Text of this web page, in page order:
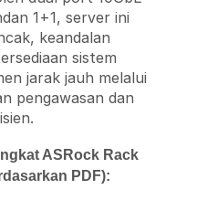
1+1, server ini
keandalan
sistem
jarak jauh melalui
pengawasan dan
ASRock Rack
PDF):